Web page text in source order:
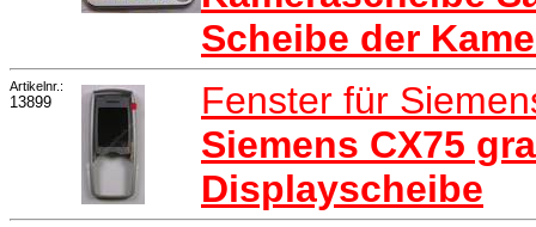
Scheibe der
Artikelnr.:
13899
Fenster für
Siemens CX75
Displayscheibe